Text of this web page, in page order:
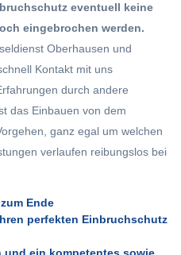
eventuell keine
eingebrochen werden.
Oberhausen und
Kontakt mit uns
durch andere
das Einbauen von dem
ganz egal um welchen
verlaufen reibungslos bei
Ende
perfekten Einbruchschutz